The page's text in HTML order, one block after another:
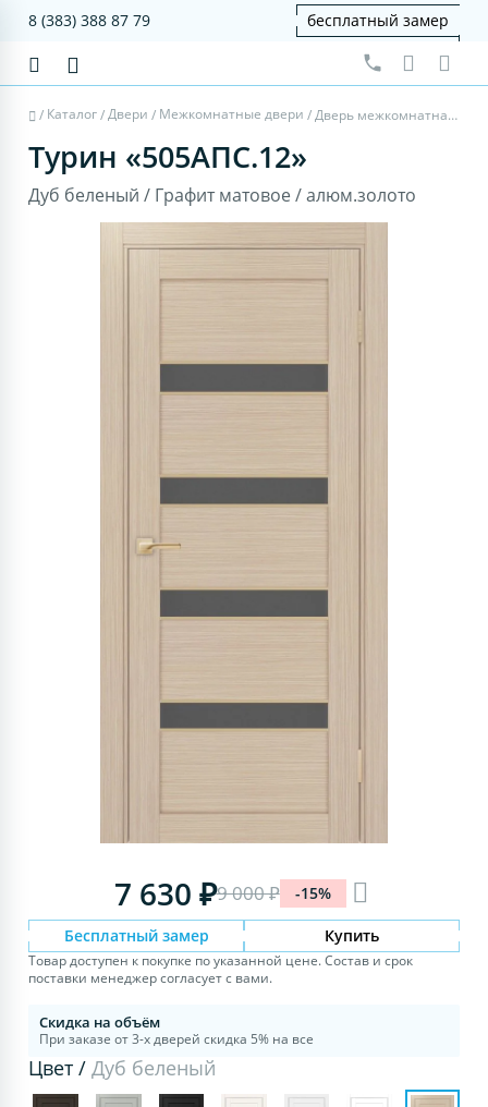
8 (383) 388 87 79 бесплатный замер
/ Каталог/Двери / Межкомнатные двери / Дверь межкомнатная Турин 505AПC.12 - дуб беленый, графит матовое, алюм.золото
Турин «505AПC.12»
Дуб беленый / Графит матовое / алюм.золото
7 630 ₽9 000 ₽ -15%
Бесплатный замер Купить
Товар доступен к покупке по указанной цене. Состав и срок
поставки менеджер согласует с вами.
Скидка на объём
При заказе от 3-х дверей скидка 5% на все
Цвет /Дуб беленый